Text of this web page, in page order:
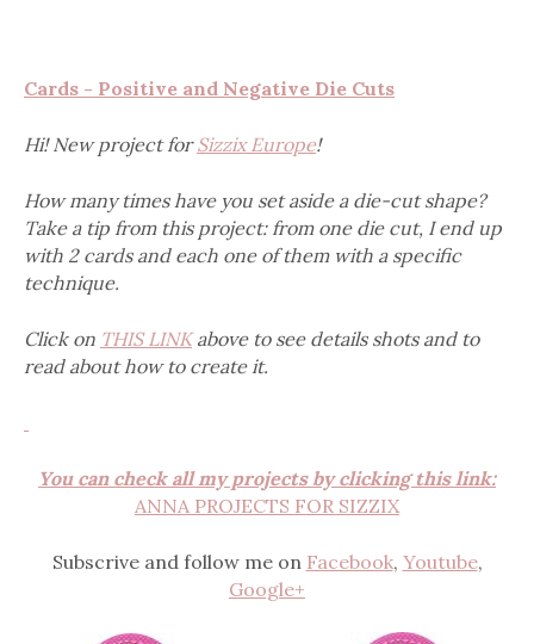
Cards - Positive and Negative Die Cuts
Hi! New project forSizzix Europe!
How many times have you set aside a die-cut shape?
Take a tip from this project: from one die cut, I end up
with 2 cards and each one of them with a specific
technique.
Click on THIS LINKabove to see details shots and to
read about how to create it.
You can check all my projects by clicking this link:
ANNA PROJECTS FOR SIZZIX
Subscrive and follow me on Facebook, Youtube,
Google+